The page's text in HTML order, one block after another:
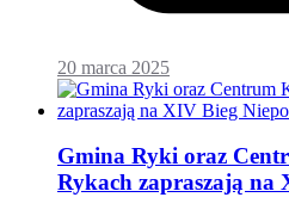
20 marca 2025
Gmina Ryki oraz
Rykach zapraszają na